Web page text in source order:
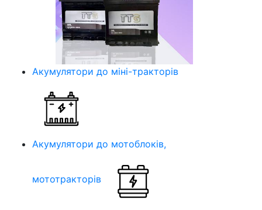
Акумулятори до міні-тракторів
Акумулятори до мотоблоків,
мототракторів